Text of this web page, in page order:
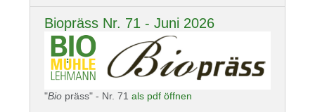
Biopräss Nr. 71 - Juni 2026
"Bio präss" - Nr. 71 als pdf öffnen